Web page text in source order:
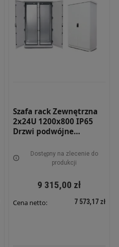
Szafa rack Zewnętrzna
2x24U 1200x800 IP65
Drzwi podwójne
płaszczowa RAL 7035
STRBX-12812-2x24U
Dostępny na zlecenie do
produkcji
9 315,00 zł
Cena netto: 7 573,17 zł